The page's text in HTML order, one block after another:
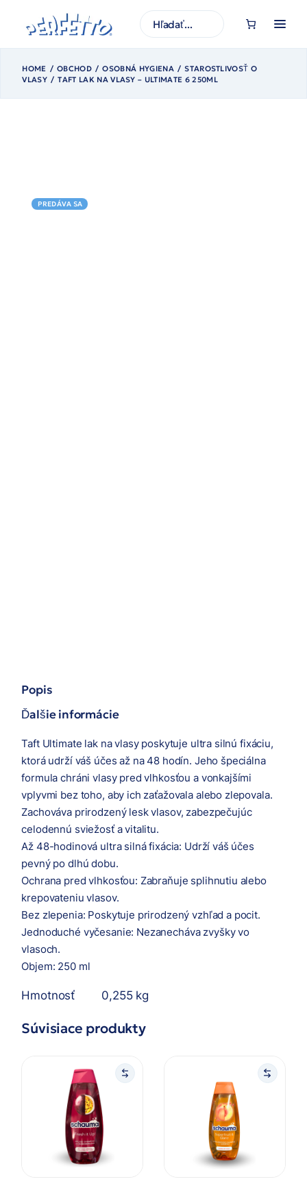
obsah
H
ľ
d
ť
HOME OBCHOD OSOBNÁ HYGIENA
STAROSTLIVOSŤ O
VLASY
TAFT LAK NA VLASY – ULTIMATE 6 250ML
PREDÁVA SA
Popis
Ďalšie informácie
Taft Ultimate lak na vlasy poskytuje ultra silnú fixáciu,
ktorá udrží váš účes až na 48 hodín. Jeho špeciálna
formula chráni vlasy pred vlhkosťou a vonkajšími
vplyvmi bez toho, aby ich zaťažovala alebo zlepovala.
Zachováva prirodzený lesk vlasov, zabezpečujúc
celodennú sviežosť a vitalitu.
Až 48-hodinová ultra silná fixácia: Udrží váš účes
pevný po dlhú dobu.
Ochrana pred vlhkosťou: Zabraňuje splihnutiu alebo
krepovateniu vlasov.
Bez zlepenia: Poskytuje prirodzený vzhľad a pocit.
Jednoduché vyčesanie: Nezanecháva zvyšky vo
vlasoch.
Objem: 250 ml
Hmotnosť 0,255 kg
Súvisiace produkty